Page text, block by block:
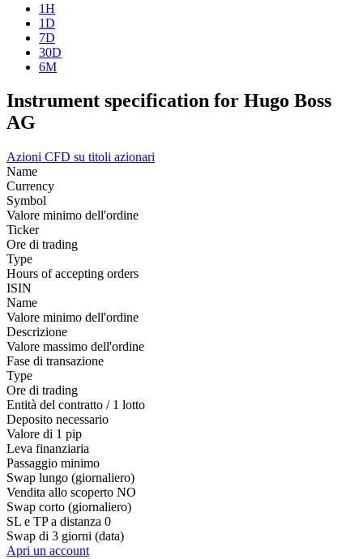
1H
1D
7D
30D
6M
Instrument specification for Hugo Boss
AG
Azioni CFD su titoli azionari
Name
Currency
Symbol
Valore minimo dell'ordine
Ticker
Ore di trading
Type
Hours of accepting orders
ISIN
Name
Valore minimo dell'ordine
Descrizione
Valore massimo dell'ordine
Fase di transazione
Type
Ore di trading
Entità del contratto / 1 lotto
Deposito necessario
Valore di 1 pip
Leva finanziaria
Passaggio minimo
Swap lungo (giornaliero)
Vendita allo scoperto NO
Swap corto (giornaliero)
SL e TP a distanza 0
Swap di 3 giorni (data)
Apri un account